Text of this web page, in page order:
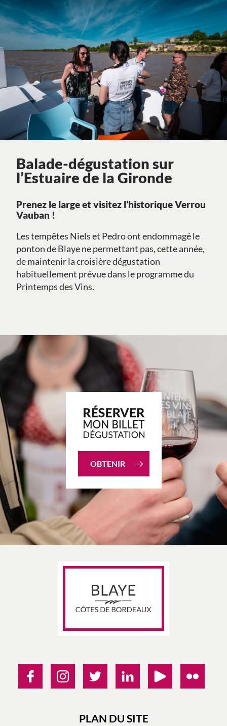
Balade-dégustation sur
l’Estuaire de la Gironde
Prenez le large et visitez l’historique Verrou
Vauban !
Les tempêtes Niels et Pedro ont endommagé le
ponton de Blaye ne permettant pas, cette année,
de maintenir la croisière dégustation
habituellement prévue dans le programme du
Printemps des Vins.
OBTENIR
PLAN DU SITE